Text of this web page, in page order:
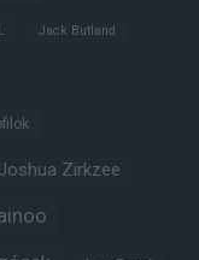
Jack Butland
Joshua Zirkzee